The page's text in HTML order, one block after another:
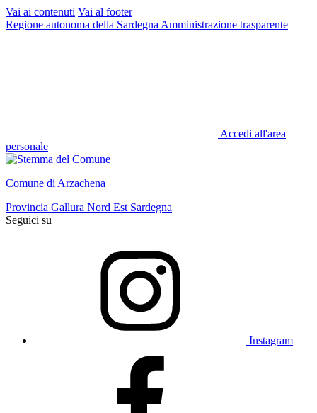
Vai ai contenuti Vai al footer
Regione autonoma della Sardegna Amministrazione trasparente
Accedi all'area
personale
Comune di Arzachena
Provincia Gallura Nord Est Sardegna
Seguici su
Instagram